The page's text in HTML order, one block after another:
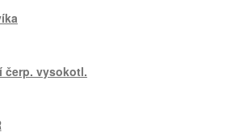
čerp. vysokotl.